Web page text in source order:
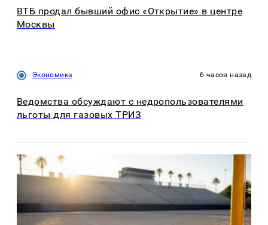
ВТБ продал бывший офис «Открытие» в центре
Москвы
Экономика 6 часов назад
Ведомства обсуждают с недропользователями
льготы для газовых ТРИЗ